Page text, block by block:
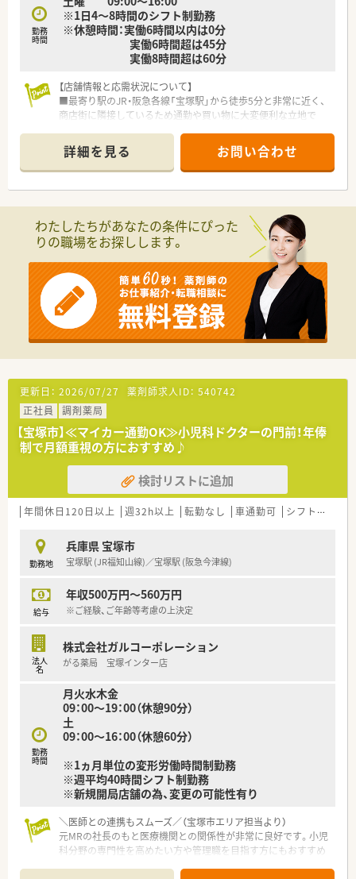
勤務
時間
※1日4～8時間のシフト制勤務
※休憩時間：実働6時間以内は0分
実働6時間超は45分
実働8時間超は60分
【店舗情報と応需状況について】
■最寄り駅のJR・阪急各線「宝塚駅」から徒歩5分と非常に近く、
商店街に隣接しているため通勤や買い物に大変便利な立地で
■主な応需科目は内科、内分泌内科、糖尿病内科となっており、
専門性の高い処方箋に触れながらじっくりと知識を深めること
が可能です。
■勤務スタッフは常勤薬剤師が2名在籍しており、その他に非常
【法人特徴について】
■昭和50年設立の歴史ある法人で、大阪や兵庫、関東を中心に全
国約19店舗を展開しており、地域に根ざした経営を続けていま
す。
■マンツーマン型の出店形態を主軸としており、近隣クリニック
と密な連携を取りながら各世代の患者様から厚い信頼を得てい
る企業です。
■代表自身が現役薬剤師として現場への理解が深く、働くスタッ
フの目線に立った柔軟な職場環境づくりに注力しているのが特
【想定される業務内容】
■処方箋に基づく正確な調剤業務をはじめ、患者様の薬歴管理や
丁寧な服薬指導を通じて地域の方々の健康増進をサポートして
いただきます。
■内分泌内科や糖尿病内科の処方が中心となるため、専門的な薬
剤の管理や監査業務において高い精度と集中力が求められる仕
■薬局内の在庫管理や発注業務についてもスタッフ間で分担し
て行い、常に最適な状態で患者様を迎えられるよう環境整備も担
【こんな方にオススメ】
買い物を済ませて帰宅したいというアクティブな方にぴったり
の環境です。
■福利厚生が充実しており家庭への理解も深いため、家事や育児
方に最適です。
■バタバタとした忙しすぎる環境よりも、落ち着いた雰囲気の中
めします。
詳細を見る お問い合わせ
わたしたちがあなたの条件にぴった
りの職場をお探しします。
更新日： 2026/07/27 薬剤師求人ID： 540742
正社員
調剤薬局
【宝塚市】≪マイカー通勤OK≫小児科ドクターの門前！年俸
制で月額重視の方におすすめ♪
検討リストに追加
年間休日120日以上 週32h以上 転勤なし 車通勤可 シフト制
勤務地
兵庫県 宝塚市
宝塚駅 (JR福知山線)／宝塚駅 (阪急今津線)
給与
年収500万円～560万円
※ご経験、ご年齢等考慮の上決定
法人
名
株式会社ガルコーポレーション
がる薬局 宝塚インター店
勤務
時間
月火水木金
09：00～19：00（休憩90分）
土
09：00～16：00（休憩60分）
※1ヵ月単位の変形労働時間制勤務
※週平均40時間シフト制勤務
※新規開局店舗の為、変更の可能性有り
＼医師との連携もスムーズ／（宝塚市エリア担当より）
元MRの社長のもと医療機関との関係性が非常に良好です。小児
科分野の専門性を高めたい方や管理職を目指す方にもおすすめ